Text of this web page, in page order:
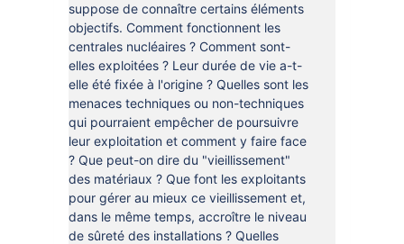
POUR LES PROS
TOUS LES SERVICES
suppose de connaître certains éléments
objectifs. Comment fonctionnent les
centrales nucléaires ? Comment sont-
elles exploitées ? Leur durée de vie a-t-
elle été fixée à l'origine ? Quelles sont les
menaces techniques ou non-techniques
qui pourraient empêcher de poursuivre
leur exploitation et comment y faire face
? Que peut-on dire du "vieillissement"
des matériaux ? Que font les exploitants
pour gérer au mieux ce vieillissement et,
dans le même temps, accroître le niveau
de sûreté des installations ? Quelles